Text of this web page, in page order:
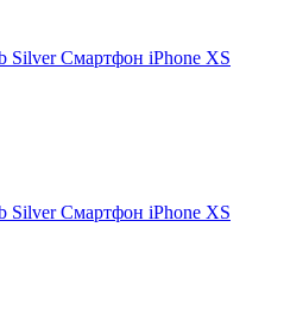
Смартфон iPhone XS
Смартфон iPhone XS